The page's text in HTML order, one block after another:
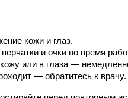
кожи и глаз.
и очки во время
или в глаза —
— обратитесь к врачу.